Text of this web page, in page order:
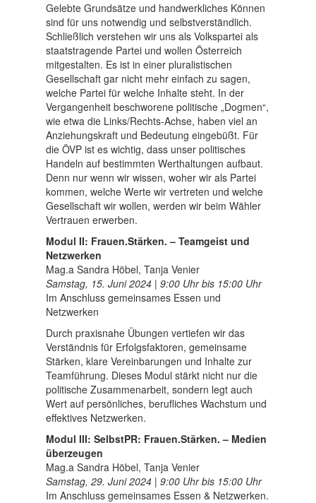
Gelebte Grundsätze und handwerkliches Können
sind für uns notwendig und selbstverständlich.
Schließlich verstehen wir uns als Volkspartei als
staatstragende Partei und wollen Österreich
mitgestalten. Es ist in einer pluralistischen
Gesellschaft gar nicht mehr einfach zu sagen,
welche Partei für welche Inhalte steht. In der
Vergangenheit beschworene politische „Dogmen“,
wie etwa die Links/Rechts-Achse, haben viel an
Anziehungskraft und Bedeutung eingebüßt. Für
die ÖVP ist es wichtig, dass unser politisches
Handeln auf bestimmten Werthaltungen aufbaut.
Denn nur wenn wir wissen, woher wir als Partei
kommen, welche Werte wir vertreten und welche
Gesellschaft wir wollen, werden wir beim Wähler
Vertrauen erwerben.
Modul II: Frauen.Stärken. – Teamgeist und
Netzwerken
Mag.a Sandra Höbel, Tanja Venier
Samstag, 15. Juni 2024 | 9:00 Uhr bis 15:00 Uhr
Im Anschluss gemeinsames Essen und
Netzwerken
Durch praxisnahe Übungen vertiefen wir das
Verständnis für Erfolgsfaktoren, gemeinsame
Stärken, klare Vereinbarungen und Inhalte zur
Teamführung. Dieses Modul stärkt nicht nur die
politische Zusammenarbeit, sondern legt auch
Wert auf persönliches, berufliches Wachstum und
effektives Netzwerken.
Modul III: SelbstPR: Frauen.Stärken. – Medien
überzeugen
Mag.a Sandra Höbel, Tanja Venier
Samstag, 29. Juni 2024 | 9:00 Uhr bis 15:00 Uhr
Im Anschluss gemeinsames Essen & Netzwerken.